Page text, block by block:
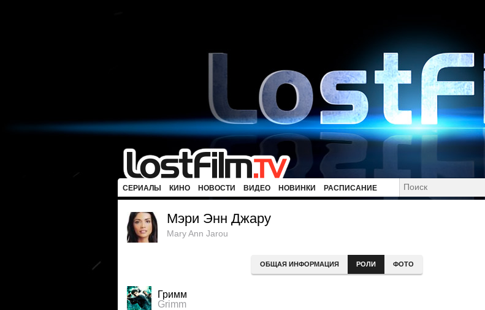
СЕРИАЛЫ КИНО НОВОСТИ ВИДЕО НОВИНКИ РАСПИСАНИЕ
Мэри Энн Джару
Mary Ann Jarou
ОБЩАЯ ИНФОРМАЦИЯ РОЛИ ФОТО
Гримм
Grimm